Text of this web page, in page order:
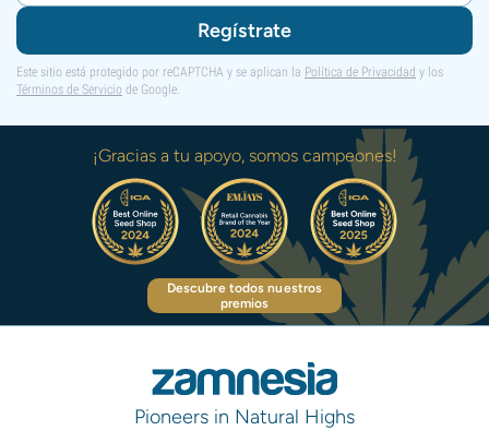
Regístrate
Este sitio está protegido por reCAPTCHA y se aplican la Política de Privacidad y los
Términos de Servicio de Google.
¡Gracias a tu apoyo, somos campeones!
Descubre todos nuestros
premios
Pioneers in Natural Highs